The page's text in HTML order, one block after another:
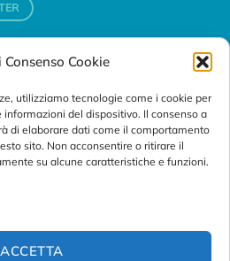
Consenso Cookie
utilizziamo tecnologie come i cookie per
del dispositivo. Il consenso a
di elaborare dati come il comportamento
sito. Non acconsentire o ritirare il
su alcune caratteristiche e funzioni.
ACCETTA
Padova (Italy)
10